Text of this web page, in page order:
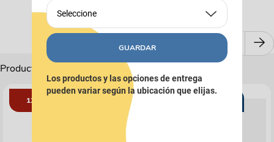
Productos Complementarios
12%
Seleccione
GUARDAR
Los productos y las opciones de entrega
pueden variar según la ubicación que elijas.